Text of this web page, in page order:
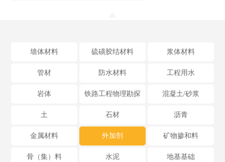
墙体材料 硫磺胶结材料 浆体材料
管材 防水材料 工程用水
岩体 铁路工程物理勘探 混凝土/砂浆
土 石材 沥青
金属材料 外加剂 矿物掺和料
骨（集）料 水泥 地基基础